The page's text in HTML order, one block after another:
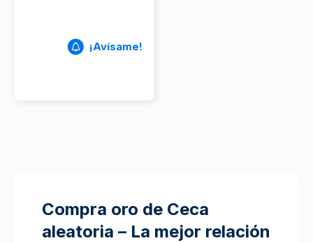
¡Avísame!
Compra oro de Ceca
aleatoria – La mejor relación